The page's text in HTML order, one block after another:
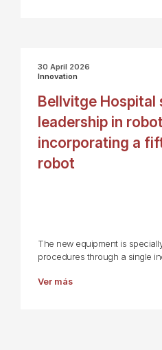
30 April 2026
Innovation
Bellvitge Hospital
leadership in
incorporating a
robot
The new equipment is
procedures through a single
Ver más